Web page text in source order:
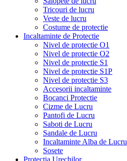
Tricouri de lucru
Veste de lucru
Costume de protectie
Incaltaminte de Protectie
Nivel de protectie O1
Nivel de protectie O2
Nivel de protectie S1
Nivel de protectie S1P
Nivel de protectie S3
Accesorii incaltaminte
Bocanci Protectie
Cizme de Lucru
Pantofi de Lucru
Saboti de Lucru
Sandale de Lucru
Incaltaminte Alba de Lucru
Sosete
Protectia Urechilor